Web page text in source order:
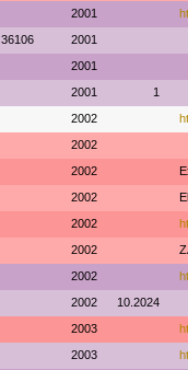
2001
36106 2001
2001
2001 1
2002
2002
2002
2002
2002
2002
2002
2002 10.2024
2003
2003